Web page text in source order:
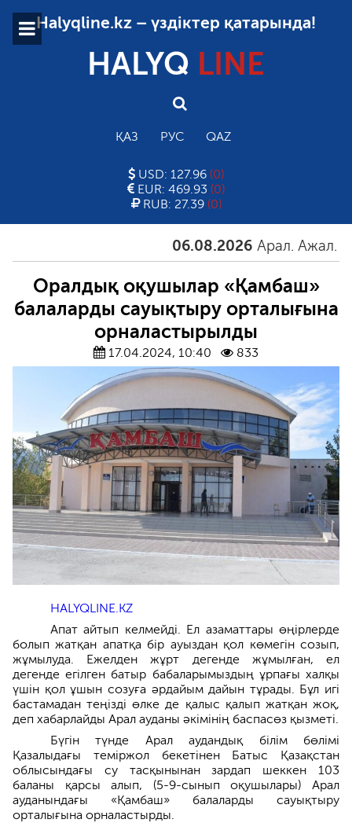
Halyqline.kz – үздіктер қатарында!
HALYQ LINE
ҚАЗ РУС QAZ
USD: 127.96 (0)
EUR: 469.93 (0)
RUB: 27.39 (0)
06.08.2026 Арал. Ажал.
Оралдық оқушылар «Қамбаш»
балаларды сауықтыру орталығына
орналастырылды
17.04.2024, 10:40 833
HALYQLINE.KZ
Апат айтып келмейді. Ел азаматтары өңірлерде
болып жатқан апатқа бір ауыздан қол көмегін созып,
жұмылуда. Ежелден жұрт дегенде жұмылған, ел
дегенде егілген батыр бабаларымыздың ұрпағы халқы
үшін қол ұшын созуға әрдайым дайын тұрады. Бұл игі
бастамадан теңізді өлке де қалыс қалып жатқан жоқ,
деп хабарлайды Арал ауданы әкімінің баспасөз қызметі.
Бүгін түнде Арал аудандық білім бөлімі
Қазалыдағы теміржол бекетінен Батыс Қазақстан
облысындағы су тасқынынан зардап шеккен 103
баланы қарсы алып, (5-9-сынып оқушылары) Арал
ауданындағы «Қамбаш» балаларды сауықтыру
орталығына орналастырды.